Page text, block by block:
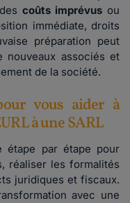
coûts imprévus ou
immédiate, droits
préparation peut
nouveaux associés et
de la société.
vous aider à
à une SARL
étape par étape pour
réaliser les formalités
juridiques et fiscaux.
avec une